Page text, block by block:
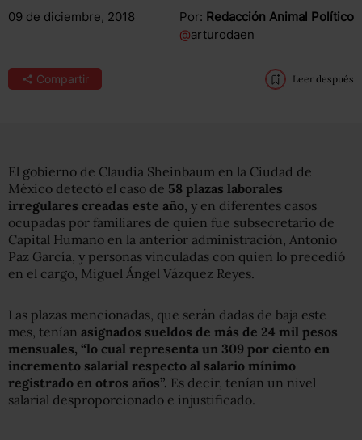
09 de diciembre, 2018 Por: Redacción Animal Político
@arturodaen
Compartir Leer después
El gobierno de Claudia Sheinbaum en la Ciudad de
México detectó el caso de 58 plazas laborales
irregulares creadas este año, y en diferentes casos
ocupadas por familiares de quien fue subsecretario de
Capital Humano en la anterior administración, Antonio
Paz García, y personas vinculadas con quien lo precedió
en el cargo, Miguel Ángel Vázquez Reyes.
Las plazas mencionadas, que serán dadas de baja este
mes, tenían asignados sueldos de más de 24 mil pesos
mensuales, “lo cual representa un 309 por ciento en
incremento salarial respecto al salario mínimo
registrado en otros años”. Es decir, tenían un nivel
salarial desproporcionado e injustificado.